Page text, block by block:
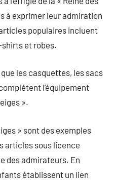
à exprimer leur admiration
populaires incluent
et robes.
les casquettes, les sacs
l’équipement
».
» sont des exemples
articles sous licence
des admirateurs. En
établissent un lien